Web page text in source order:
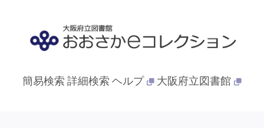
簡易検索 詳細検索 ヘルプ 大阪府立図書館